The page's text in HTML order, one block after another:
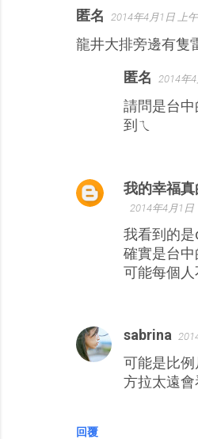
匿名 2014年4月1日 上
龍井大排旁邊有隻
回覆
匿名 2014年
請問是台
到ㄟ
我的幸福
2014年4月1日
我看到的
確實是台
可能每個人
sabrina
可能是比
方拉太遠會